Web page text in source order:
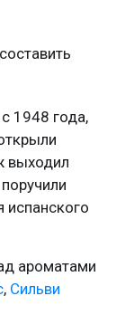
1948 года,
выходил
ароматами
, Сильви